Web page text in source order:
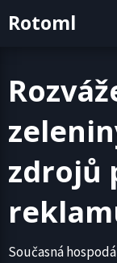
toRotoml
zdrojů
Současná